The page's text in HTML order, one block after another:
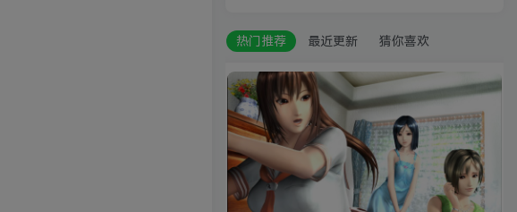
热门推荐 最近更新 猜你喜欢